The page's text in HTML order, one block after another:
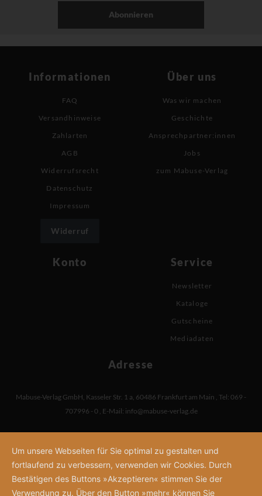
Abonnieren
Informationen
FAQ
Versandhinweise
Zahlarten
AGB
Widerrufsrecht
Datenschutz
Impressum
Widerruf
Über uns
Was wir machen
Geschichte
Ansprechpartner:innen
Jobs
zum Mabuse-Verlag
Konto Service
Newsletter
Kataloge
Gutscheine
Mediadaten
Adresse
Mabuse-Verlag GmbH, Kasseler Str. 1 a, 60486 Frankfurt am Main , Tel: 069 -
707996 - 0 , E-Mail: info@mabuse-verlag.de
Um unsere Webseiten für Sie optimal zu gestalten und
fortlaufend zu verbessern, verwenden wir Cookies. Durch
Bestätigen des Buttons »Akzeptieren« stimmen Sie der
Verwendung zu. Über den Button »mehr« können Sie